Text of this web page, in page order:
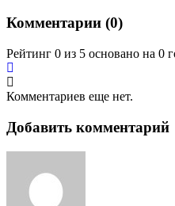
Комментарии (0)
Рейтинг 0 из 5 основано на 0
Комментариев еще нет.
Добавить комментарий